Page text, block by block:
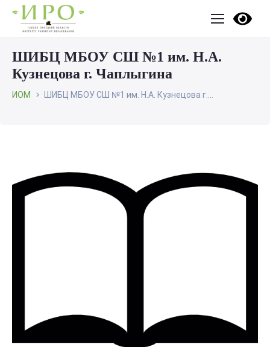
ШИБЦ МБОУ СШ №1 им. Н.А.
Кузнецова г. Чаплыгина
ИОМ ШИБЦ МБОУ СШ №1 им. Н.А. Кузнецова г....